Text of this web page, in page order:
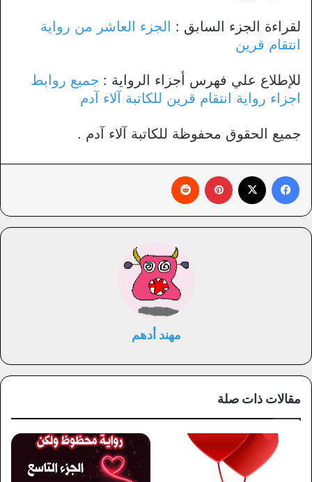
لقراءة الجزء السابق : الجزء العاشر من رواية
انتقام قرين
للإطلاع علي فهرس أجزاء الرواية : جميع روابط
اجزاء رواية انتقام قرين للكاتبة آلاء آدم
جميع الحقوق محفوظة للكاتبة آلاء آدم .
مهند أدهم
مقالات ذات صلة